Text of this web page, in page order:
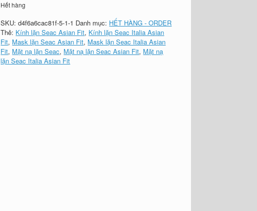
Hết hàng
SKU:d4f6a6cac81f-5-1-1 Danh mục: HẾT HÀNG - ORDER
Thẻ: Kính lặn Seac Asian Fit, Kính lặn Seac Italia Asian
Fit, Mask lặn Seac Asian Fit, Mask lặn Seac Italia Asian
Fit, Mặt nạ lặn Seac, Mặt nạ lặn Seac Asian Fit, Mặt nạ
lặn Seac Italia Asian Fit